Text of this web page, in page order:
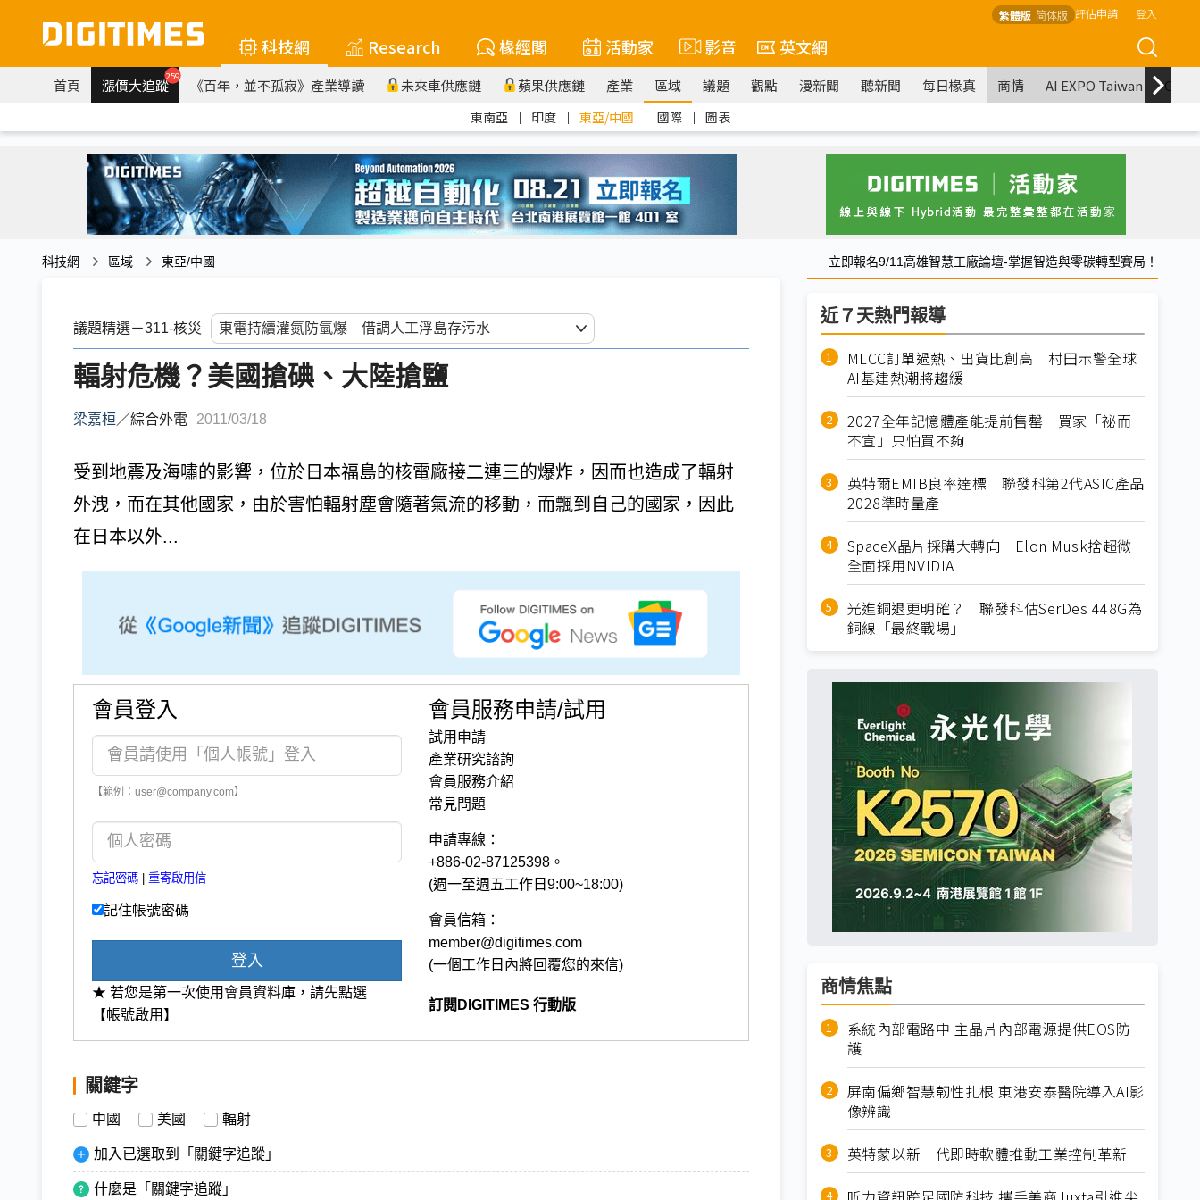
繁體版 简体版 評估申請 登入
科技網 Research 椽經閣 活動家 影音 英文網
首頁 漲價大追蹤259 《百年，並不孤寂》產業導讀 未來車供應鏈 蘋果供應鏈 產業 區域 議題 觀點 漫新聞 聽新聞 每日椽真 商情 AI EXPO Taiwan
東南亞 ｜ 印度 ｜ 東亞/中國 ｜ 國際 ｜ 圖表
科技網 區域 東亞/中國 立即報名9/11高雄智慧工廠論壇-掌握智造與零碳轉型賽局！
議題精選－311-核災
輻射危機？美國搶碘、大陸搶鹽
梁嘉桓 ／綜合外電 2011/03/18
受到地震及海嘯的影響，位於日本福島的核電廠接二連三的爆炸，因而也造成了輻射
外洩，而在其他國家，由於害怕輻射塵會隨著氣流的移動，而飄到自己的國家，因此
在日本以外...
會員登入
【範例：user@company.com】
忘記密碼 重寄啟用信
記住帳號密碼
登入
★ 若您是第一次使用會員資料庫，請先點選
【帳號啟用】
會員服務申請/試用
試用申請
產業研究諮詢
會員服務介紹
常見問題
申請專線：
+886-02-87125398。
(週一至週五工作日9:00~18:00)
會員信箱：
member@digitimes.com
(一個工作日內將回覆您的來信)
訂閱DIGITIMES 行動版
關鍵字
中國 美國 輻射
加入已選取到「關鍵字追蹤」
什麼是「關鍵字追蹤」
近７天熱門報導
MLCC訂單過熱、出貨比創高 村田示警全球
AI基建熱潮將趨緩
2027全年記憶體產能提前售罄 買家「祕而
不宣」只怕買不夠
英特爾EMIB良率達標 聯發科第2代ASIC產品
2028準時量產
SpaceX晶片採購大轉向 Elon Musk捨超微
全面採用NVIDIA
光進銅退更明確？ 聯發科估SerDes 448G為
銅線「最終戰場」
商情焦點
系統內部電路中 主晶片內部電源提供EOS防
護
屏南偏鄉智慧韌性扎根 東港安泰醫院導入AI影
像辨識
英特蒙以新一代即時軟體推動工業控制革新